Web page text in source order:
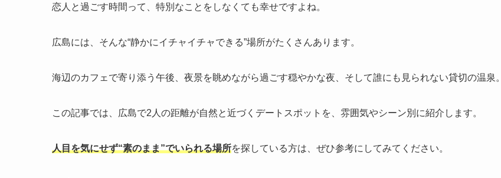
恋人と過ごす時間って、特別なことをしなくても幸せですよね。
広島には、そんな“静かにイチャイチャできる”場所がたくさんあります。
海辺のカフェで寄り添う午後、夜景を眺めながら過ごす穏やかな夜、そして誰にも見られない貸切の温泉。
この記事では、広島で2人の距離が自然と近づくデートスポットを、雰囲気やシーン別に紹介します。
人目を気にせず“素のまま”でいられる場所を探している方は、ぜひ参考にしてみてください。